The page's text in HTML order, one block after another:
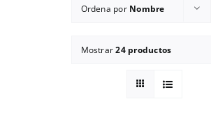
Ordena por Nombre
Mostrar24 productos